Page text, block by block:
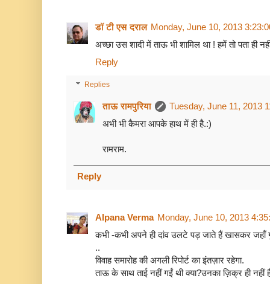
डॉ टी एस दराल Monday, June 10, 2013
अच्छा उस शादी में ताऊ भी शामिल था ! हमें तो पता ही
Reply
Replies
ताऊ रामपुरिया
Tuesday, June 11, 2013
अभी भी कैमरा आपके हाथ में ही है.:)
रामराम.
Reply
Alpana Verma Monday, June 10, 2013
कभी -कभी अपने ही दांव उलटे पड़ जाते हैं खासकर जहाँ
..
विवाह समारोह की अगली रिपोर्ट का इंतज़ार रहेगा.
ताऊ के साथ ताई नहीं गईं थी क्या?उनका ज़िक्र ही नहीं